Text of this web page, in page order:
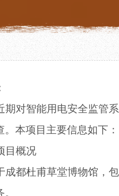
社会教育课程
社会教育活动
馆校合作
期对智能用电安全监管
。本项目主要信息如下：
目概况
成都杜甫草堂博物馆，